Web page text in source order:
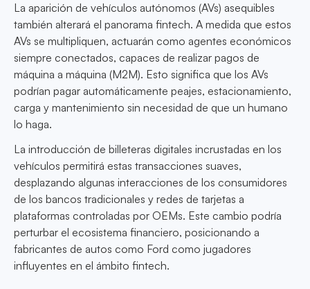
La aparición de vehículos autónomos (AVs) asequibles
también alterará el panorama fintech. A medida que estos
AVs se multipliquen, actuarán como agentes económicos
siempre conectados, capaces de realizar pagos de
máquina a máquina (M2M). Esto significa que los AVs
podrían pagar automáticamente peajes, estacionamiento,
carga y mantenimiento sin necesidad de que un humano
lo haga.
La introducción de billeteras digitales incrustadas en los
vehículos permitirá estas transacciones suaves,
desplazando algunas interacciones de los consumidores
de los bancos tradicionales y redes de tarjetas a
plataformas controladas por OEMs. Este cambio podría
perturbar el ecosistema financiero, posicionando a
fabricantes de autos como Ford como jugadores
influyentes en el ámbito fintech.